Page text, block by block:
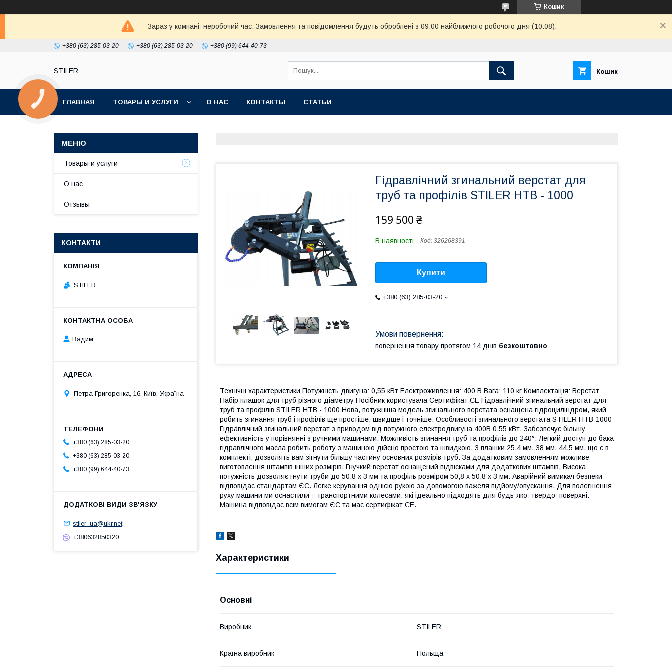
Кошик
Зараз у компанії неробочий час. Замовлення та повідомлення будуть оброблені з 09:00 найближчого робочого дня (10.08).
+380 (63) 285-03-20 +380 (63) 285-03-20 +380 (99) 644-40-73
STILER Кошик
ГЛАВНАЯ ТОВАРЫ И УСЛУГИ О НАС КОНТАКТЫ СТАТЬИ
Гідравлічний згинальний верстат для
труб та профілів STILER HTB - 1000
159 500 ₴
В наявності Код: 326268391
Купити
+380 (63) 285-03-20
повернення товару протягом 14 днів безкоштовно
Технічні характеристики Потужність двигуна: 0,55 кВт Електроживлення: 400 В Вага: 110 кг Комплектація: Верстат
Набір плашок для труб різного діаметру Посібник користувача Сертифікат CE Гідравлічний згинальний верстат для
труб та профілів STILER HTB - 1000 Нова, потужніша модель згинального верстата оснащена гідроциліндром, який
робить згинання труб і профілів ще простіше, швидше і точніше. Особливості згинального верстата STILER HTB-1000
Гідравлічний згинальний верстат з приводом від потужного електродвигуна 400В 0,55 кВт. Забезпечує більшу
ефективність у порівнянні з ручними машинами. Можливість згинання труб та профілів до 240°. Легкий доступ до бака
гідравлічного масла робить роботу з машиною дійсно простою та швидкою. 3 плашки 25,4 мм, 38 мм, 44,5 мм, що є в
комплекті, дозволять вам зігнути більшу частину основних розмірів труб. За додатковим замовленням можливе
виготовлення штампів інших розмірів. Гнучкий верстат оснащений підвісками для додаткових штампів. Висока
потужність дозволяє гнути труби до 50,8 х 3 мм та профіль розміром 50,8 х 50,8 х 3 мм. Аварійний вимикач безпеки
відповідає стандартам ЄС. Легке керування однією рукою за допомогою важеля підйому/опускання. Для полегшення
руху машини ми оснастили її транспортними колесами, які ідеально підходять для будь-якої твердої поверхні.
Машина відповідає всім вимогам ЄС та має сертифікат CE.
Характеристики
Основні
Виробник STILER
Країна виробник Польща
Товары и услуги
О нас
Отзывы
КОНТАКТИ
STILER
Вадим
Петра Григоренка, 16, Київ, Україна
+380 (63) 285-03-20
+380 (63) 285-03-20
+380 (99) 644-40-73
stiler_ua@ukr.net
+380632850320
КНОПКА
ЗВ'ЯЗКУ